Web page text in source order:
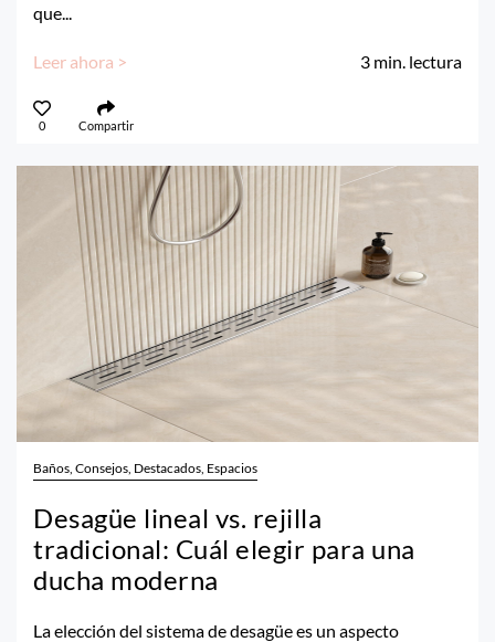
que...
Leer ahora > 3 min. lectura
0 Compartir
Baños, Consejos, Destacados, Espacios
Desagüe lineal vs. rejilla
tradicional: Cuál elegir para una
ducha moderna
La elección del sistema de desagüe es un aspecto